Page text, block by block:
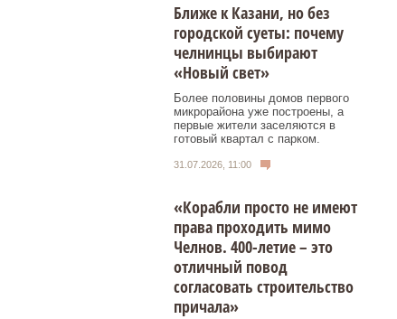
Ближе к Казани, но без
городской суеты: почему
челнинцы выбирают
«Новый свет»
Более половины домов первого
микрорайона уже построены, а
первые жители заселяются в
готовый квартал с парком.
31.07.2026, 11:00
«Корабли просто не имеют
права проходить мимо
Челнов. 400-летие – это
отличный повод
согласовать строительство
причала»